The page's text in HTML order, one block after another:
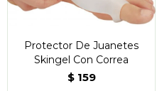
Protector De Juanetes
Skingel Con Correa
$ 159